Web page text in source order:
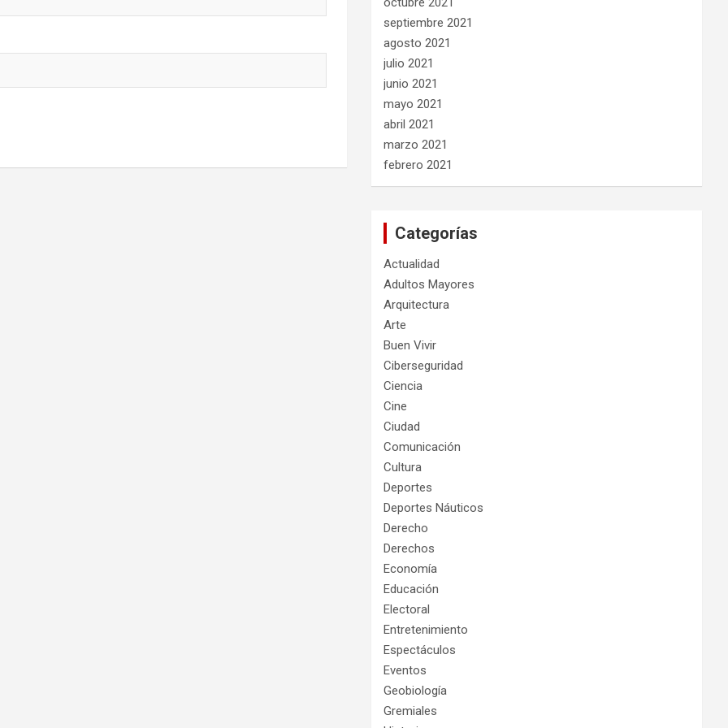
septiembre 2021
agosto 2021
julio 2021
junio 2021
mayo 2021
abril 2021
marzo 2021
febrero 2021
Categorías
Actualidad
Adultos Mayores
Arquitectura
Arte
Buen Vivir
Ciberseguridad
Ciencia
Cine
Ciudad
Comunicación
Cultura
Deportes
Deportes Náuticos
Derecho
Derechos
Economía
Educación
Electoral
Entretenimiento
Espectáculos
Eventos
Geobiología
Gremiales